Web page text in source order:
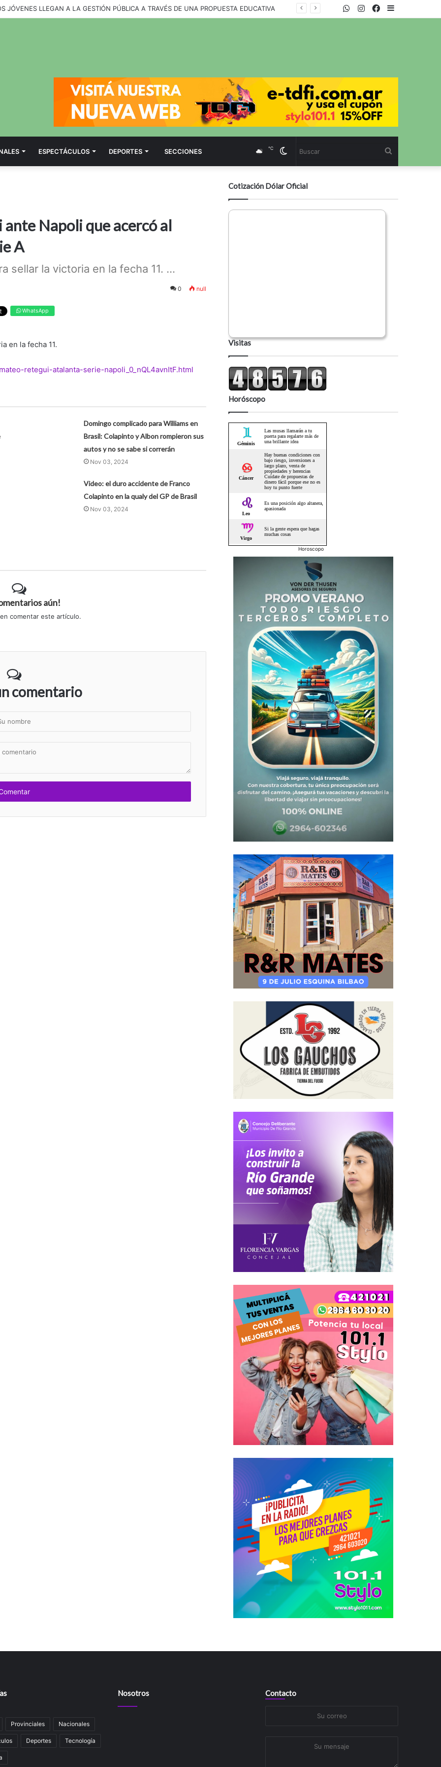
JÓVENES LLEGAN A LA GESTIÓN PÚBLICA A TRAVÉS DE UNA PROPUESTA EDUCATIVA Facebook
Twitter
Instagram
WhatsApp
ESPECTÁCULOS DEPORTES SECCIONES Cambiar
modo
℃
Napoli que acercó al
A
sellar la victoria en la fecha 11. ...
0 null
WhatsApp
en la fecha 11.
retegui-atalanta-serie-napoli_0_nQL4avnItF.html
Domingo complicado para Williams en
Brasil: Colapinto y Albon rompieron sus
autos y no se sabe si correrán
Nov 03, 2024
Video: el duro accidente de Franco
Colapinto en la qualy del GP de Brasil
Nov 03, 2024
aún!
comentar este artículo.
comentario
Cotización Dólar Oficial
Visitas
Horóscopo
Horoscopo
Provinciales Nacionales
Deportes Tecnología
Nosotros Contacto